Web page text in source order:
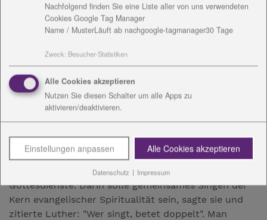
auch, die Bibel historisch-kritisch zu lesen.
Den Dialog der Religionen nannte Käßmann ein
sie und erinnerte an Luthers Schmähschriften über
Juden, derer sich Nazi-Deutschland bediente. Heute
gebe es den guten Dialog zwischen Christen und
Juden, auch das Alte Testament betreffend. Diesen
Dialog brauche es auch mit dem Islam. Man müsse
jedoch die Reformkräfte in allen Religionen stärken.
Erneuert werden müssen laut Käßmann
Gottesdienste. Darin solle gemeinsames Singen der
Kern evangelischer Spiritualität sein, sagte sie und
zitierte Luther: "Wer singt, betet doppelt". Man
Nachfolgend finden Sie eine Liste aller von uns verwendeten
Cookies Google Tag Manager
Name / MusterLäuft ab nachgoogle-tagmanager30 Tage
Zweck: Besucher-Statistiken
Alle Cookies akzeptieren
Nutzen Sie diesen Schalter um alle Apps zu
aktivieren/deaktivieren.
Einstellungen anpassen Alle Cookies akzeptieren
Datenschutz | Impressum